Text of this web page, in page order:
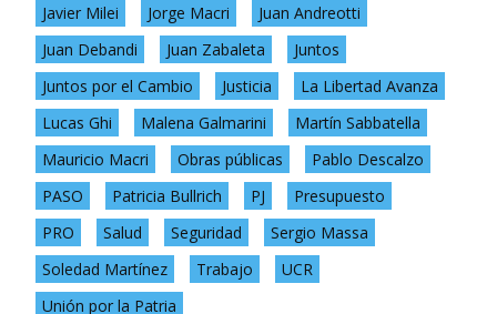
Javier Milei
Jorge Macri
Juan Andreotti
Juan Debandi
Juan Zabaleta
Juntos
Juntos por el Cambio
Justicia
La Libertad Avanza
Lucas Ghi
Malena Galmarini
Martín Sabbatella
Mauricio Macri
Obras públicas
Pablo Descalzo
PASO
Patricia Bullrich PJ
Presupuesto
PRO
Salud Seguridad
Sergio Massa
Soledad Martínez
Trabajo
UCR
Unión por la Patria